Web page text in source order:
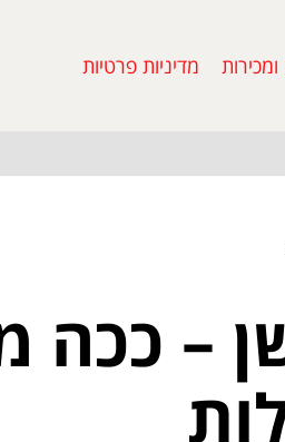
ומכירות מדיניות פרטיות
– ככה